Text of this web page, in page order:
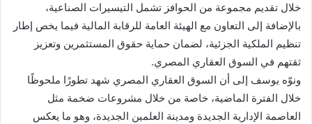
خلال تقديم مجموعة من الحوافز تشمل التيسيرات الصناعية،
بالإضافة إلى التعاون مع الهيئة العامة للرقابة المالية فيما يخص إطار
تنظيم الملكية الجزئية، لضمان حماية حقوق المستثمرين وتعزيز
ثقتهم في السوق العقاري المصري.
ونوّه يوسف إلى أن السوق العقاري المصري شهد تطورًا ملحوظًا
خلال الفترة الماضية، خاصة من خلال مشروعات ضخمة مثل
العاصمة الإدارية الجديدة ومدينة العلمين الجديدة، وهو ما يعكس